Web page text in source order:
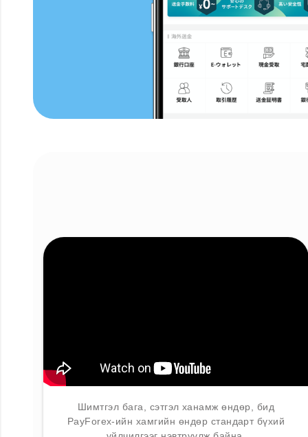
Шимтгэл бага, сэтгэл ханамж өндөр, бид
PayForex-ийн хамгийн өндөр стандарт бүхий